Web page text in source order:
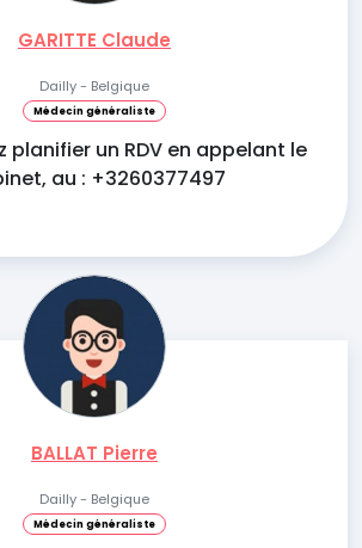
GARITTE Claude
Dailly - Belgique
Médecin généraliste
planifier un RDV en appelant le
au : +3260377497
BALLAT Pierre
Dailly - Belgique
Médecin généraliste